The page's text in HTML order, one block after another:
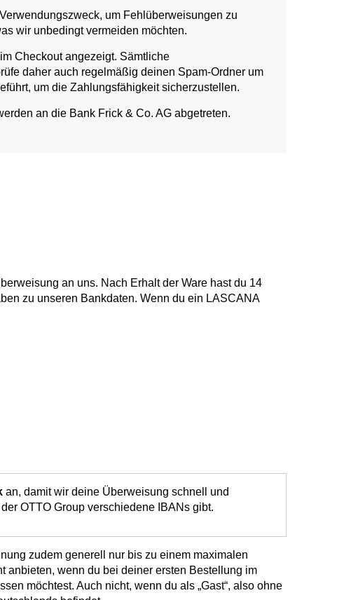
um Fehlüberweisungen zu
wir unbedingt vermeiden möchten.
Checkout angezeigt. Sämtliche
daher auch regelmäßig deinen Spam-Ordner um
um die Zahlungsfähigkeit sicherzustellen.
an die Bank Frick & Co. AG abgetreten.
an uns. Nach Erhalt der Ware hast du 14
zu unseren Bankdaten. Wenn du ein LASCANA
an, damit wir deine Überweisung schnell und
OTTO Group verschiedene IBANs gibt.
zudem generell nur bis zu einem maximalen
anbieten, wenn du bei deiner ersten Bestellung im
möchtest. Auch nicht, wenn du als „Gast“, also ohne